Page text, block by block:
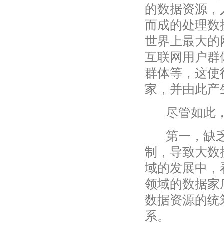
的数据资源
而成的处理
世界上最大
互联网用户
群体等，这
家，并由此
尽管如此，
第一，缺乏
制，导致大
域的发展中，
领域的数据
数据资源的
系。